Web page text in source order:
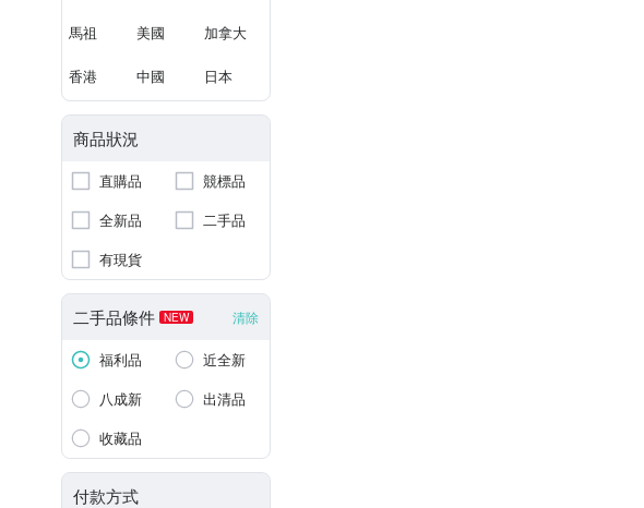
馬祖 美國 加拿大
香港 中國 日本
商品狀況
直購品
競標品
全新品
二手品
有現貨
二手品條件 NEW 清除
福利品
近全新
八成新
出清品
收藏品
付款方式